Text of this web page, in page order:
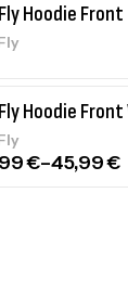
Hoodie Front
Hoodie Front
€–45,99€